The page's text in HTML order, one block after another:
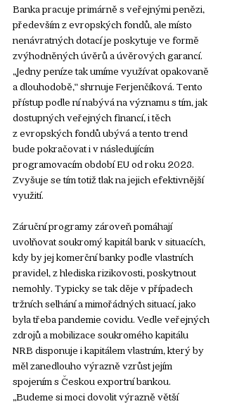
Banka pracuje primárně s veřejnými penězi,
především z evropských fondů, ale místo
nenávratných dotací je poskytuje ve formě
zvýhodněných úvěrů a úvěrových garancí.
„Jedny peníze tak umíme využívat opakovaně
a dlouhodobě,“ shrnuje Ferjenčíková. Tento
přístup podle ní nabývá na významu s tím, jak
dostupných veřejných financí, i těch
z evropských fondů ubývá a tento trend
bude pokračovat i v následujícím
programovacím období EU od roku 2028.
Zvyšuje se tím totiž tlak na jejich efektivnější
využití.
Záruční programy zároveň pomáhají
uvolňovat soukromý kapitál bank v situacích,
kdy by jej komerční banky podle vlastních
pravidel, z hlediska rizikovosti, poskytnout
nemohly. Typicky se tak děje v případech
tržních selhání a mimořádných situací, jako
byla třeba pandemie covidu. Vedle veřejných
zdrojů a mobilizace soukromého kapitálu
NRB disponuje i kapitálem vlastním, který by
měl zanedlouho výrazně vzrůst jejím
spojením s Českou exportní bankou.
„Budeme si moci dovolit výrazně větší